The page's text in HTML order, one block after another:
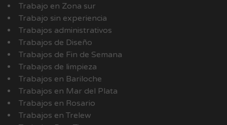
Trabajo en Zona sur
Trabajo sin experiencia
Trabajos administrativos
Trabajos de Diseño
Trabajos de Fin de Semana
Trabajos de limpieza
Trabajos en Bariloche
Trabajos en Mar del Plata
Trabajos en Rosario
Trabajos en Trelew